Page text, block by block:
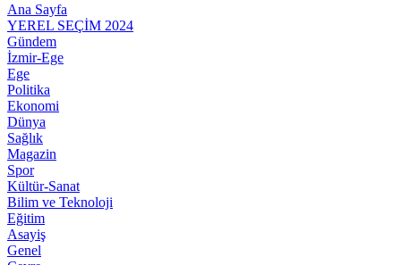
Ana Sayfa
YEREL SEÇİM 2024
Gündem
İzmir-Ege
Ege
Politika
Ekonomi
Dünya
Sağlık
Magazin
Spor
Kültür-Sanat
Bilim ve Teknoloji
Eğitim
Asayiş
Genel